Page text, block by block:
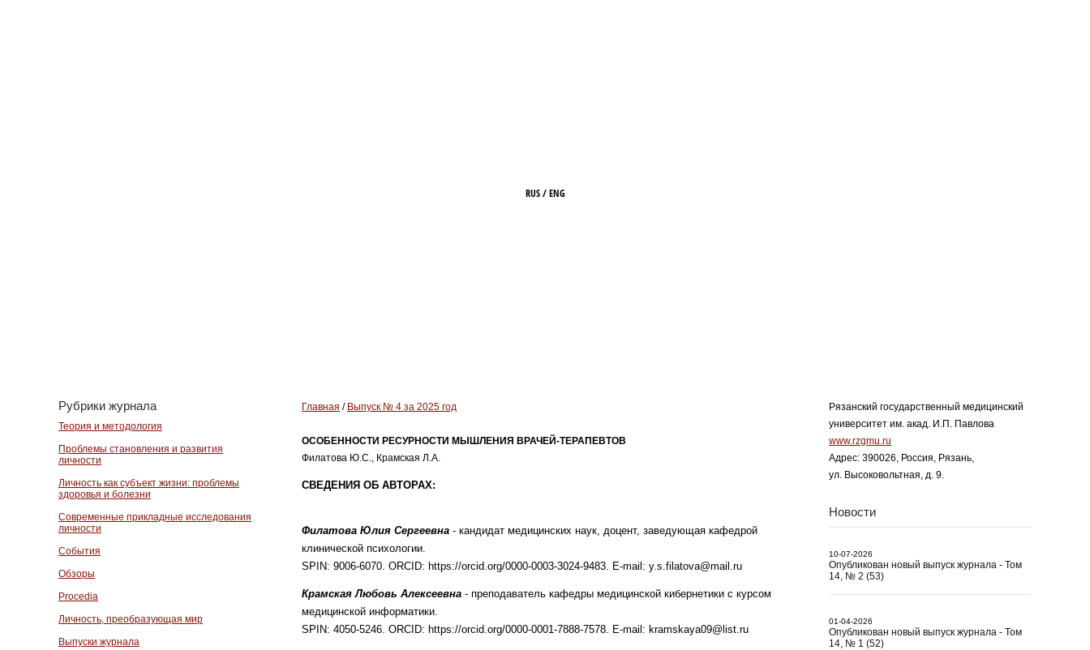
RUS/ENG
Рубрики журнала
Теория и методология
Проблемы становления и развития
личности
Личность как субъект жизни: проблемы
здоровья и болезни
Современные прикладные исследования
личности
События
Обзоры
Procedia
Личность, преобразующая мир
Выпуски журнала
Главная / Выпуск № 4 за 2025 год
ОСОБЕННОСТИ РЕСУРНОСТИ МЫШЛЕНИЯ ВРАЧЕЙ-ТЕРАПЕВТОВ
Филатова Ю.С., Крамская Л.А.
СВЕДЕНИЯ ОБ АВТОРАХ:
Филатова Юлия Сергеевна - кандидат медицинских наук, доцент, заведующая кафедрой
клинической психологии.
SPIN: 9006-6070. ORCID: https://orcid.org/0000-0003-3024-9483. E-mail: y.s.filatova@mail.ru
Крамская Любовь Алексеевна - преподаватель кафедры медицинской кибернетики с курсом
медицинской информатики.
SPIN: 4050-5246. ORCID: https://orcid.org/0000-0001-7888-7578. E-mail: kramskaya09@list.ru
Рязанский государственный медицинский
университет им. акад. И.П. Павлова
www.rzgmu.ru
Адрес: 390026, Россия, Рязань,
ул. Высоковольтная, д. 9.
Новости
10-07-2026
Опубликован новый выпуск журнала - Том
14, № 2 (53)
01-04-2026
Опубликован новый выпуск журнала - Том
14, № 1 (52)